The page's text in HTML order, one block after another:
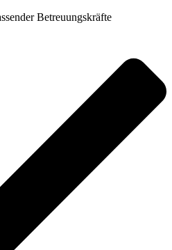
Betreuungskräfte